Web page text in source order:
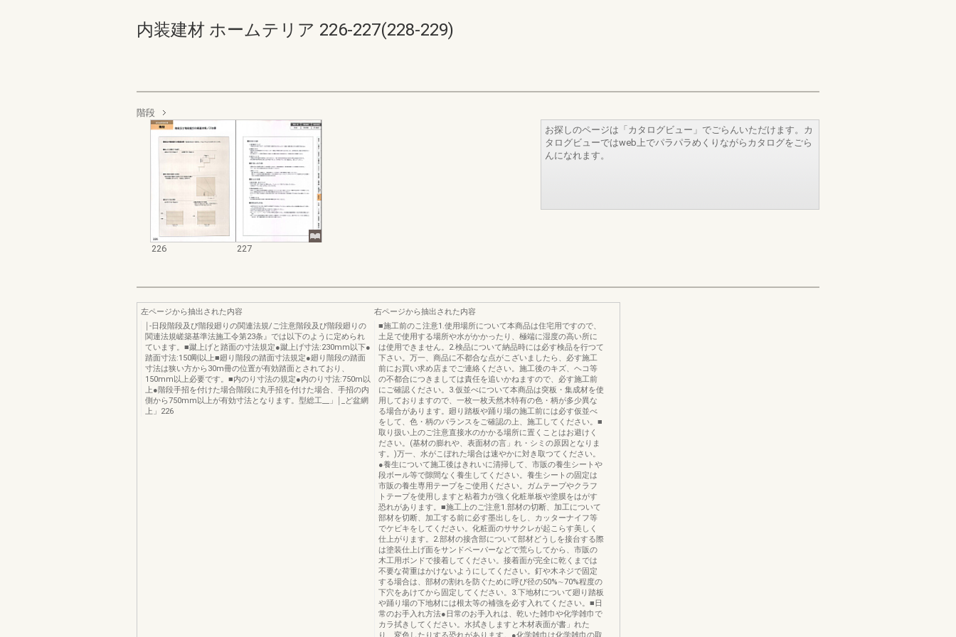
内装建材 ホームテリア 226-227(228-229)
階段
226 227
お探しのページは「カタログビュー」でごらんいただけます。カ
タログビューではweb上でパラパラめくりながらカタログをごら
んになれます。
左ページから抽出された内容
￨‐日段階段及び階段廻りの関連法規/ご注意階段及び階段廻りの
関連法規嵯築基準法施工令第23条』では以下のように定められ
ています。■蹴上げと踏面の寸法規定●蹴上げ寸法:230mm以下●
踏面寸法:150剛以上■廻り階段の踏面寸法規定●廻り階段の踏面
寸法は狭い方から30m冊の位置が有効踏面とされており、
150mm以上必要です。■内のり寸法の規定●内のり寸法:750m以
上●階段手招を付けた場合階段に丸手招を付けた場合、手招の内
側から750mm以上が有効寸法となります。型総工__」￨_ど盆網
上」226
右ページから抽出された内容
■施工前のこ注意1.使用場所について本商品は住宅用ですので、
土足で使用する場所や水がかかったり、極端に湿度の高い所に
は使用できません。2.検品について納品時には必す検品を行つて
下さい。万一、商品に不都合な点がこざいましたら、必す施工
前にお買い求め店までご連絡ください。施工後のキズ、ヘコ等
の不都合につきましては責任を追いかねますので、必す施工前
にご確認ください。3.仮並べについて本商品は突板・集成材を使
用しておりますので、一枚一枚天然木特有の色・柄が多少異な
る場合があります。廻り踏板や踊り場の施工前には必す仮並べ
をして、色・柄のバランスをご確認の上、施工してください。■
取り扱い上のご注意直接水のかかる場所に置くことはお避けく
ださい。(基材の膨れや、表面材の言」れ・シミの原因となりま
す。)万一、水がこぼれた場合は速やかに対き取つてください。
●養生について施工後はきれいに清掃して、市販の養生シートや
段ボール等で隙間なく養生してください。養生シートの固定は
市販の養生専用テープをご使用ください。ガムテープやクラフ
トテープを使用しますと粘着力が強く化粧単板や塗膜をはがす
恐れがあります。■施工上のご注意1.部材の切断、加工について
部材を切断、加工する前に必す墨出しをし、カッターナイフ等
でケビキをしてください。化粧面のササクレが起こらす美しく
仕上がります。2.部材の接含部について部材どうしを接台する際
は塗装仕上げ面をサンドペーパーなどで荒らしてから、市販の
木工用ボンドで接着してください。接着面が完全に乾くまでは
不要な荷重はかけないようにしてください。釘や木ネジで固定
する場合は、部材の割れを防ぐために呼び径の50%∼70%程度の
下穴をあけてから固定してください。3.下地材について廻り踏板
や踊り場の下地材には根太等の補強を必す入れてください。■日
常のお手入れ方法●日常のお手入れは、乾いた雑巾や化学雑巾で
カラ拭きしてください。水拭きしますと木材表面が書」れた